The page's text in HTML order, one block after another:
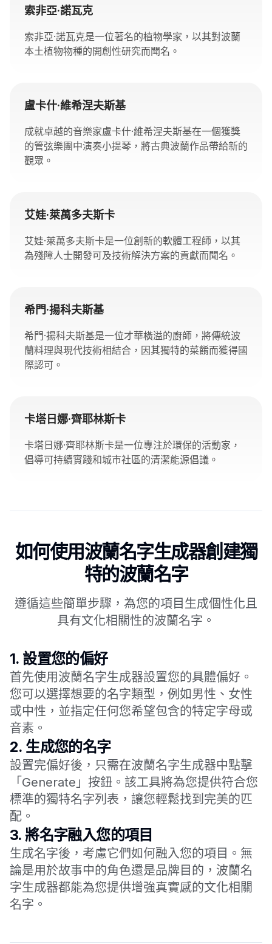
索非亞·諾瓦克
索非亞·諾瓦克是一位著名的植物學家，以其對波蘭
本土植物物種的開創性研究而聞名。
盧卡什·維希涅夫斯基
成就卓越的音樂家盧卡什·維希涅夫斯基在一個獲獎
的管弦樂團中演奏小提琴，將古典波蘭作品帶給新的
觀眾。
艾娃·萊萬多夫斯卡
艾娃·萊萬多夫斯卡是一位創新的軟體工程師，以其
為殘障人士開發可及技術解決方案的貢獻而聞名。
希門·揚科夫斯基
希門·揚科夫斯基是一位才華橫溢的廚師，將傳統波
蘭料理與現代技術相結合，因其獨特的菜餚而獲得國
際認可。
卡塔日娜·齊耶林斯卡
卡塔日娜·齊耶林斯卡是一位專注於環保的活動家，
倡導可持續實踐和城市社區的清潔能源倡議。
如何使用波蘭名字生成器創建獨
特的波蘭名字
遵循這些簡單步驟，為您的項目生成個性化且
具有文化相關性的波蘭名字。
1. 設置您的偏好
首先使用波蘭名字生成器設置您的具體偏好。
您可以選擇想要的名字類型，例如男性、女性
或中性，並指定任何您希望包含的特定字母或
音素。
2. 生成您的名字
設置完偏好後，只需在波蘭名字生成器中點擊
「Generate」按鈕。該工具將為您提供符合您
標準的獨特名字列表，讓您輕鬆找到完美的匹
配。
3. 將名字融入您的項目
生成名字後，考慮它們如何融入您的項目。無
論是用於故事中的角色還是品牌目的，波蘭名
字生成器都能為您提供增強真實感的文化相關
名字。